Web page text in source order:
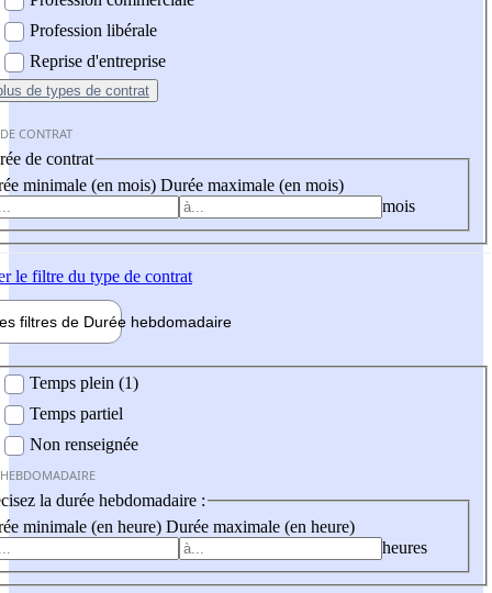
Profession libérale
Reprise d'entreprise
de types de contrat
CONTRAT
de contrat
minimale (en mois) Durée maximale (en mois)
mois
le filtre du type de contrat
filtres de Durée hebdomadaire
Temps plein (1)
Temps partiel
Non renseignée
la durée hebdomadaire :
minimale (en heure) Durée maximale (en heure)
heures